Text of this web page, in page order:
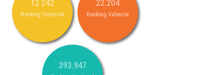
12.242
Ranking Sectorial
22.204
Ranking Valencia
393.947